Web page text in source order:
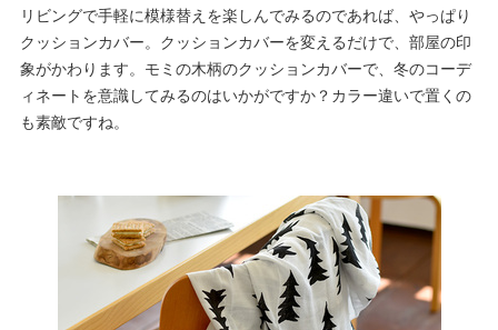
リビングで手軽に模様替えを楽しんでみるのであれば、やっぱり
クッションカバー。クッションカバーを変えるだけで、部屋の印
象がかわります。モミの木柄のクッションカバーで、冬のコーデ
ィネートを意識してみるのはいかがですか？カラー違いで置くの
も素敵ですね。